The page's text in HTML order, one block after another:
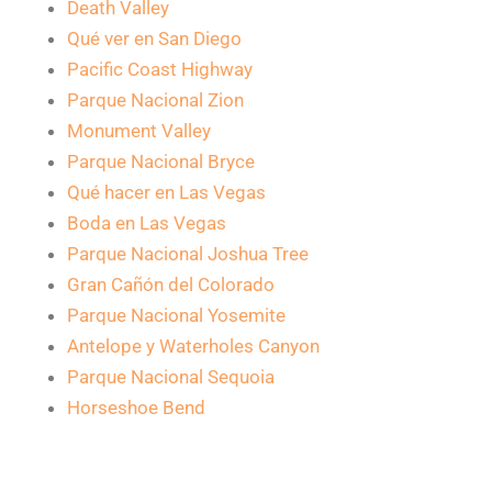
Death Valley
Qué ver en San Diego
Pacific Coast Highway
Parque Nacional Zion
Monument Valley
Parque Nacional Bryce
Qué hacer en Las Vegas
Boda en Las Vegas
Parque Nacional Joshua Tree
Gran Cañón del Colorado
Parque Nacional Yosemite
Antelope y Waterholes Canyon
Parque Nacional Sequoia
Horseshoe Bend